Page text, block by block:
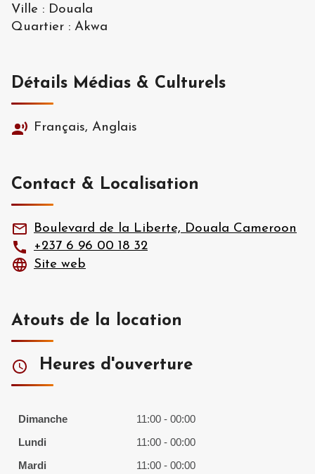
Ville : Douala
Quartier : Akwa
Détails Médias & Culturels
Français, Anglais
Contact & Localisation
Boulevard de la Liberte, Douala Cameroon
+237 6 96 00 18 32
Site web
Atouts de la location
Heures d'ouverture
Dimanche
11:00 - 00:00
Lundi
11:00 - 00:00
Mardi
11:00 - 00:00